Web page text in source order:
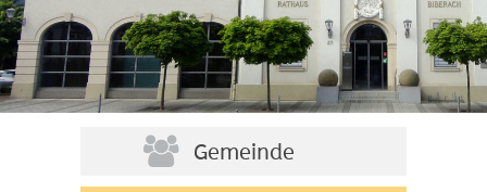
Gemeinde